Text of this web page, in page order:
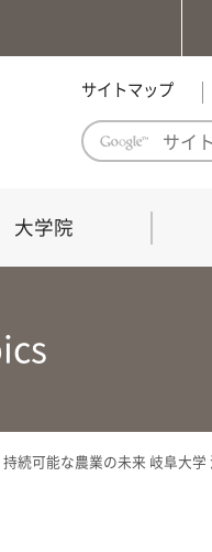
サイトマップ
すべき
学科の
門的能力
圏環境学科
大学院
）
続可能な農業の未来 岐阜大